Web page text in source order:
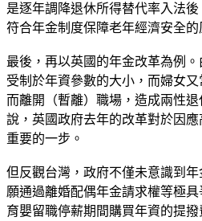
是逐年調降退休所得替代率入法
符合年金制度保障老年經濟安全的
最後，再以英國的年金改革為例
受制於年資參數的大小，而婦女
而離開（暫離）職場，造成兩性
說，英國政府去年的改革對於因
重要的一步。
但反觀台灣，政府不僅未意識到
願通過離婚配偶年金請求權等極
育嬰留職停薪期間購買年資的提